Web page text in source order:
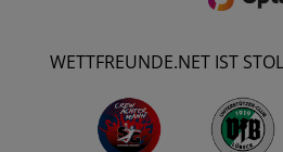
WETTFREUNDE.NET IST